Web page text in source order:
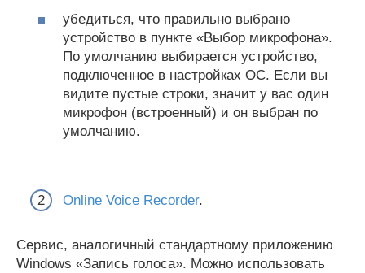
убедиться, что правильно выбрано
устройство в пункте «Выбор микрофона».
По умолчанию выбирается устройство,
подключенное в настройках ОС. Если вы
видите пустые строки, значит у вас один
микрофон (встроенный) и он выбран по
умолчанию.
Online Voice Recorder.
Сервис, аналогичный стандартному приложению
Windows «Запись голоса». Можно использовать